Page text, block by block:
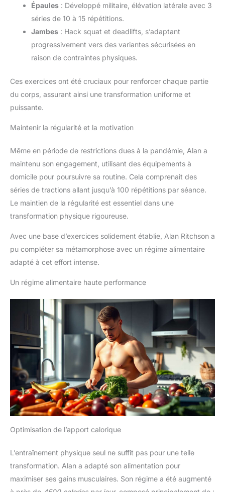
Épaules : Développé militaire, élévation latérale avec 3
séries de 10 à 15 répétitions.
Jambes : Hack squat et deadlifts, s’adaptant
progressivement vers des variantes sécurisées en
raison de contraintes physiques.
Ces exercices ont été cruciaux pour renforcer chaque partie
du corps, assurant ainsi une transformation uniforme et
puissante.
Maintenir la régularité et la motivation
Même en période de restrictions dues à la pandémie, Alan a
maintenu son engagement, utilisant des équipements à
domicile pour poursuivre sa routine. Cela comprenait des
séries de tractions allant jusqu’à 100 répétitions par séance.
Le maintien de la régularité est essentiel dans une
transformation physique rigoureuse.
Avec une base d’exercices solidement établie, Alan Ritchson a
pu compléter sa métamorphose avec un régime alimentaire
adapté à cet effort intense.
Un régime alimentaire haute performance
Optimisation de l’apport calorique
L’entraînement physique seul ne suffit pas pour une telle
transformation. Alan a adapté son alimentation pour
maximiser ses gains musculaires. Son régime a été augmenté